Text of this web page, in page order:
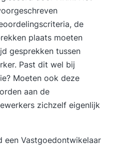
de
plaats moeten
gesprekken tussen
Past dit wel bij
Moeten ook deze
aan de
zichzelf eigenlijk
Vastgoedontwikelaar